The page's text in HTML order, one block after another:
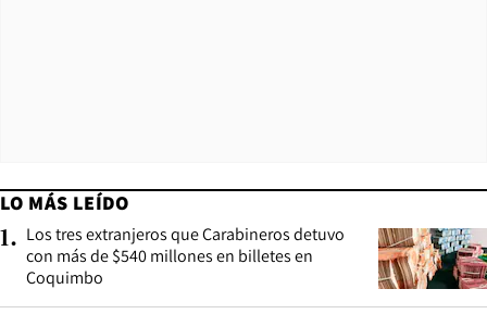
LO MÁS LEÍDO
1. Los tres extranjeros que Carabineros detuvo
con más de $540 millones en billetes en
Coquimbo